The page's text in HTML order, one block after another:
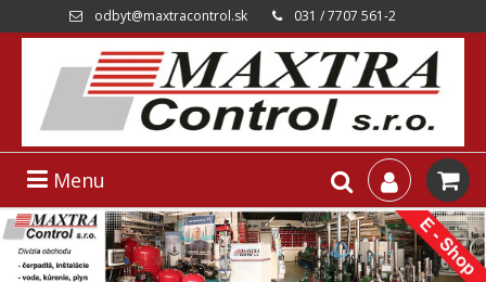
odbyt@maxtracontrol.sk 031 / 7707 561-2
Menu